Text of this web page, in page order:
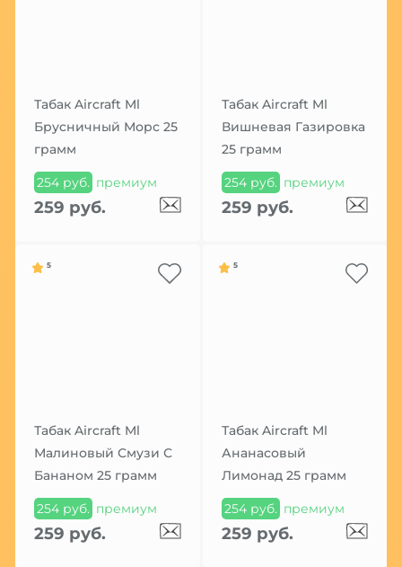
Табак Aircraft Ml
Брусничный Морс 25
грамм
254 руб. премиум
259 руб.
Табак Aircraft Ml
Вишневая Газировка
25 грамм
254 руб. премиум
259 руб.
5
Табак Aircraft Ml
Малиновый Смузи С
Бананом 25 грамм
254 руб. премиум
259 руб.
5
Табак Aircraft Ml
Ананасовый
Лимонад 25 грамм
254 руб. премиум
259 руб.